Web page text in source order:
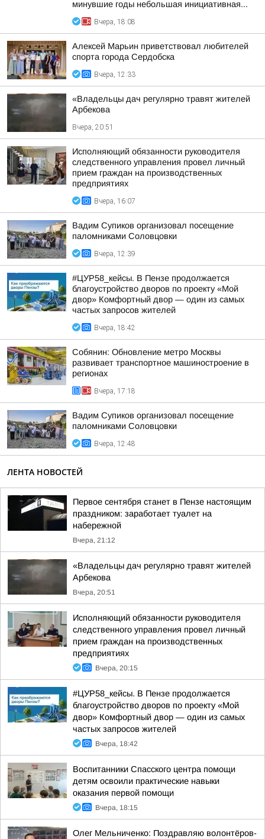
минувшие годы небольшая инициативная...
Вчера, 18:08
Алексей Марьин приветствовал любителей
спорта города Сердобска
Вчера, 12:33
«Владельцы дач регулярно травят жителей
Арбекова
Вчера, 20:51
Исполняющий обязанности руководителя
следственного управления провел личный
прием граждан на производственных
предприятиях
Вчера, 16:07
Вадим Супиков организовал посещение
паломниками Соловцовки
Вчера, 12:39
#ЦУР58_кейсы. В Пензе продолжается
благоустройство дворов по проекту «Мой
двор» Комфортный двор — один из самых
частых запросов жителей
Вчера, 18:42
Собянин: Обновление метро Москвы
развивает транспортное машиностроение в
регионах
Вчера, 17:18
Вадим Супиков организовал посещение
паломниками Соловцовки
Вчера, 12:48
ЛЕНТА НОВОСТЕЙ
Первое сентября станет в Пензе настоящим
праздником: заработает туалет на
набережной
Вчера, 21:12
«Владельцы дач регулярно травят жителей
Арбекова
Вчера, 20:51
Исполняющий обязанности руководителя
следственного управления провел личный
прием граждан на производственных
предприятиях
Вчера, 20:15
#ЦУР58_кейсы. В Пензе продолжается
благоустройство дворов по проекту «Мой
двор» Комфортный двор — один из самых
частых запросов жителей
Вчера, 18:42
Воспитанники Спасского центра помощи
детям освоили практические навыки
оказания первой помощи
Вчера, 18:15
Олег Мельниченко: Поздравляю волонтёров-